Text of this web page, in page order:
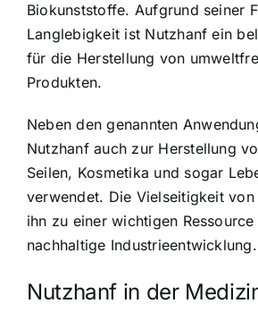
Biokunststoffe. Aufgrund seiner
Langlebigkeit ist Nutzhanf ein
für die Herstellung von
Produkten.
Neben den genannten
Nutzhanf auch zur Herstellung
Seilen, Kosmetika und sogar
verwendet. Die Vielseitigkeit
ihn zu einer wichtigen
nachhaltige Industrieentwicklung.
Nutzhanf in der